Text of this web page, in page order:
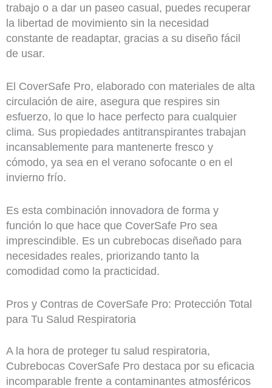
trabajo o a dar un paseo casual, puedes recuperar
la libertad de movimiento sin la necesidad
constante de readaptar, gracias a su diseño fácil
de usar.
El CoverSafe Pro, elaborado con materiales de alta
circulación de aire, asegura que respires sin
esfuerzo, lo que lo hace perfecto para cualquier
clima. Sus propiedades antitranspirantes trabajan
incansablemente para mantenerte fresco y
cómodo, ya sea en el verano sofocante o en el
invierno frío.
Es esta combinación innovadora de forma y
función lo que hace que CoverSafe Pro sea
imprescindible. Es un cubrebocas diseñado para
necesidades reales, priorizando tanto la
comodidad como la practicidad.
Pros y Contras de CoverSafe Pro: Protección Total
para Tu Salud Respiratoria
A la hora de proteger tu salud respiratoria,
Cubrebocas CoverSafe Pro destaca por su eficacia
incomparable frente a contaminantes atmosféricos